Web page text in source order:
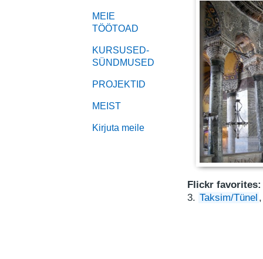
MEIE
TÖÖTOAD
KURSUSED-
SÜNDMUSED
PROJEKTID
MEIST
Kirjuta meile
Flickr favorites:
3. Taksim/Tünel